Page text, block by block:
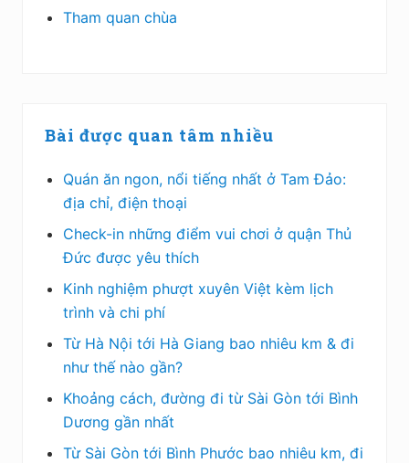
Tham quan chùa
Bài được quan tâm nhiều
Quán ăn ngon, nổi tiếng nhất ở Tam Đảo:
địa chỉ, điện thoại
Check-in những điểm vui chơi ở quận Thủ
Đức được yêu thích
Kinh nghiệm phượt xuyên Việt kèm lịch
trình và chi phí
Từ Hà Nội tới Hà Giang bao nhiêu km & đi
như thế nào gần?
Khoảng cách, đường đi từ Sài Gòn tới Bình
Dương gần nhất
Từ Sài Gòn tới Bình Phước bao nhiêu km, đi